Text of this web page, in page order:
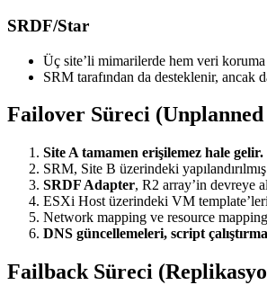
SRDF/Star
Üç site’li mimarilerde hem veri
SRM tarafından da desteklenir, ancak
Failover Süreci
Site A tamamen erişilemez hale gelir.
SRM, Site B üzerindeki
SRDF Adapter, R2 array’in devreye
ESXi Host üzerindeki VM
Network mapping ve resource
DNS güncellemeleri, script
Failback Süreci